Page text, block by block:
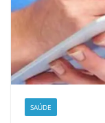
SAÚDE